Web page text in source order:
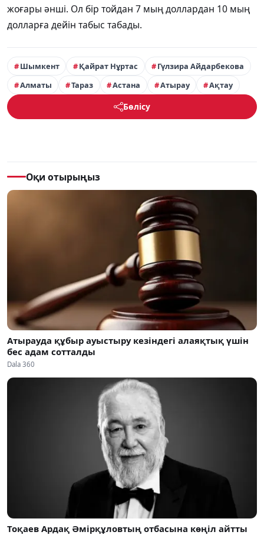
жоғары әнші. Ол бір тойдан 7 мың доллардан 10 мың
долларға дейін табыс табады.
Шымкент Қайрат Нұртас
Гүлзира Айдарбекова
Алматы
Тараз Астана Атырау Ақтау
Бөлісу
Оқи отырыңыз
Атырауда құбыр ауыстыру кезіндегі алаяқтық үшін
бес адам сотталды
Dala 360
Тоқаев Ардақ Әмірқұловтың отбасына көңіл айтты